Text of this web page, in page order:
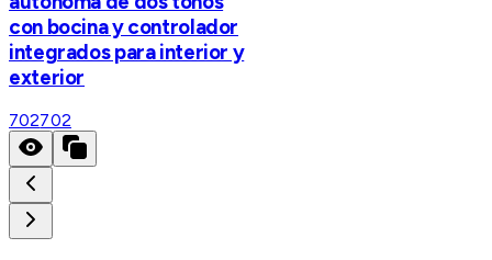
con bocina y controlador
integrados para interior y
exterior
702702